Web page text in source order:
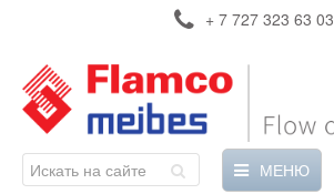
+ 7 727 323 63 03
МЕНЮ